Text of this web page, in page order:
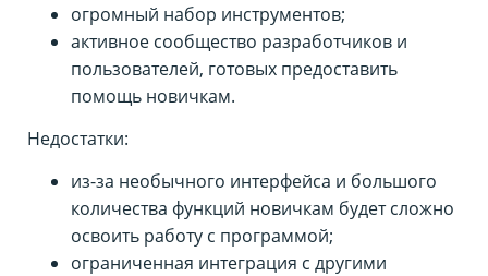
огромный набор инструментов;
активное сообщество разработчиков и
пользователей, готовых предоставить
помощь новичкам.
Недостатки:
из-за необычного интерфейса и большого
количества функций новичкам будет сложно
освоить работу с программой;
ограниченная интеграция с другими